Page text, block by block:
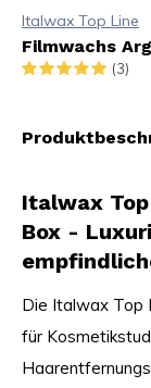
Italwax Top Line
Filmwachs
(3)
Italwax
Box -
Die Italwax Top
für